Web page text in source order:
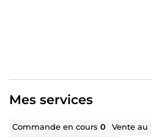
Mes services
Commande en cours0 Vente